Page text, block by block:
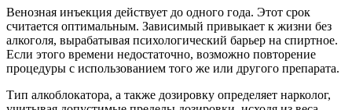
Венозная инъекция действует до одного года. Этот срок
считается оптимальным. Зависимый привыкает к жизни без
алкоголя, вырабатывая психологический барьер на спиртное.
Если этого времени недостаточно, возможно повторение
процедуры с использованием того же или другого препарата.
Тип алкоблокатора, а также дозировку определяет нарколог,